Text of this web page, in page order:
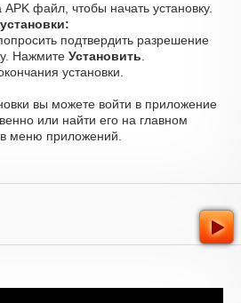
файл, чтобы начать установку.
подтвердить разрешение
Нажмите Установить
установки.
вы можете войти в приложение
или найти его на главном
меню приложений.